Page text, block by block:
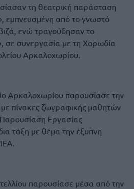
τη θεατρική παράσταση
εμπνευσμένη από το γνωστό
ενώ τραγούδησαν το
σε συνεργασία με τη Χορωδία
Αρκαλοχωρίου.
Αρκαλοχωρίου παρουσίασε την
πίνακες ζωγραφικής μαθητών
Εργασίας
τάξη με θέμα την έξυπνη
παρουσίασε μέσα από την